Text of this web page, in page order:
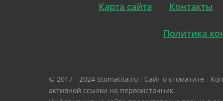
Карта сайта Контакты
Политика
© 2017 - 2024 Stomatita.ru : Сайт о стоматите -
активной ссылки на первоисточник.